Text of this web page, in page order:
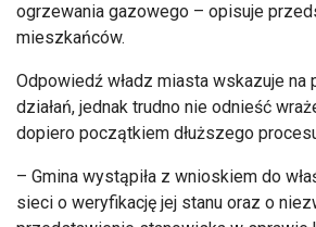
ogrzewania gazowego – opisuje
mieszkańców.
Odpowiedź władz miasta wskazuje na
działań, jednak trudno nie odnieść
dopiero początkiem dłuższego
– Gmina wystąpiła z wnioskiem do
sieci o weryfikację jej stanu oraz o